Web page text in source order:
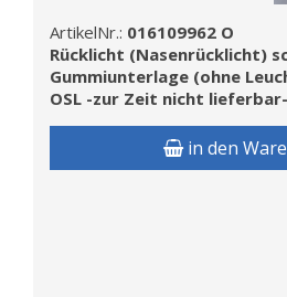
ArtikelNr.: 016109962 O
Rücklicht (Nasenrücklicht)
Gummiunterlage (ohne
OSL -zur Zeit nicht lieferbar-
in den